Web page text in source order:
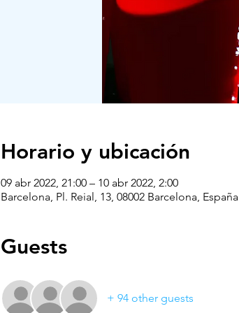
Horario y ubicación
09 abr 2022, 21:00 – 10 abr 2022, 2:00
Barcelona, Pl. Reial, 13, 08002 Barcelona, España
Guests
+ 94 other guests